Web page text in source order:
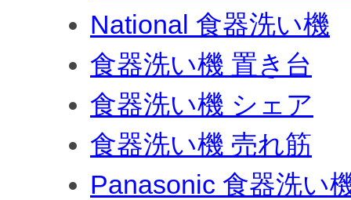
National 食器洗い機
食器洗い機 置き台
食器洗い機 シェア
食器洗い機 売れ筋
Panasonic 食器洗い